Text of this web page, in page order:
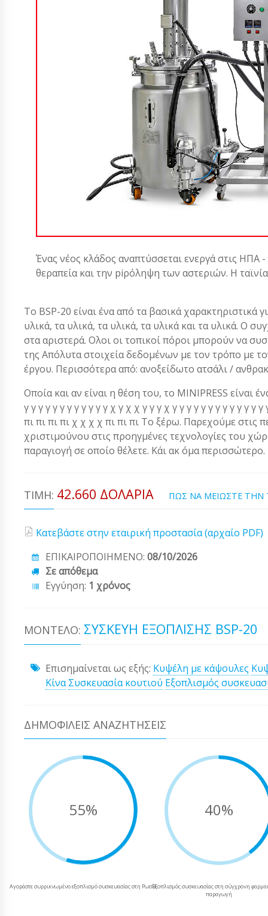
Ένας νέος κλάδος αναπτύσσεται ενεργά στις ΗΠΑ -
θεραπεία και την piρόληψη των αστεριών. Η
Το BSP-20 είναι ένα από τα βασικά χαρακτηριστικά
υλικά, τα υλικά, τα υλικά, τα υλικά και τα υλικά. Ο
στα αριστερά. Ολοι οι τοπικοί πόροι μπορούν να
της Απόλυτα στοιχεία δεδομένων με τον τρόπο με
έργου. Περισσότερα από: ανοξείδωτο ατσάλι /
Οποία και αν είναι η θέση του, το MINIPRESS είναι
γ γ γ γ γ γ γ γ γ γ γ γ χ γ χ χ γ γ γ χ γ γ γ γ γ γ γ γ γ γ
πι πι πι πι χ χ χ χ πι πι πι Το ξέρω. Παρεχούμε στις
χριστιμούνου στις προηγμένες τεχνολογίες του
παραγιογή σε οποίο θέλετε. Κάι ακ όμα περισσώτερο.
ΤΙΜΉ: 42.660 ΔΟΛΆΡΙΑ ΠΩΣ ΝΑ ΜΕΙΩΣΤΕ ΤΗΝ
Κατεβάστε στην εταιρική προστασία (αρχαίο PDF)
ΕΠΙΚΑΙΡΟΠΟΙΗΜΕΝΟ: 08/10/2026
Σε απόθεμα
Εγγύηση: 1 χρόνος
ΜΟΝΤΈΛΟ: ΣΥΣΚΕΥΉ ΕΞΌΠΛΙΣΗΣ BSP-20
Επισημαίνεται ως εξής: Κυψέλη με κάψουλες
Κίνα Συσκευασία κουτιού Εξοπλισμός
ΔΗΜΟΦΙΛΕΊΣ ΑΝΑΖΗΤΉΣΕΙΣ
55%
Αγοράστε συρρικνωμένο εξοπλισμό συσκευασίας στη Ρωσία
40%
Εξοπλισμός συσκευασίας στη σύγχρονη
παραγωγή